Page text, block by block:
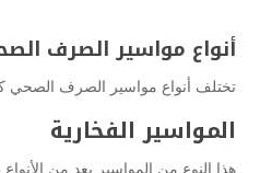
أنواع مواسير الصرف
تختلف أنواع مواسير الصرف الصحي
المواسير الفخارية
هذا النوع من المواسير يعد من